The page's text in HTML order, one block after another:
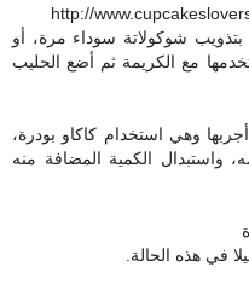
http://
بتذويب شوكولاتة سوداء مرة، أو
مع الكريمة ثم أضع الحليب
وهي استخدام كاكاو بودرة،
واستبدال الكمية المضافة منه
في هذه الحالة.